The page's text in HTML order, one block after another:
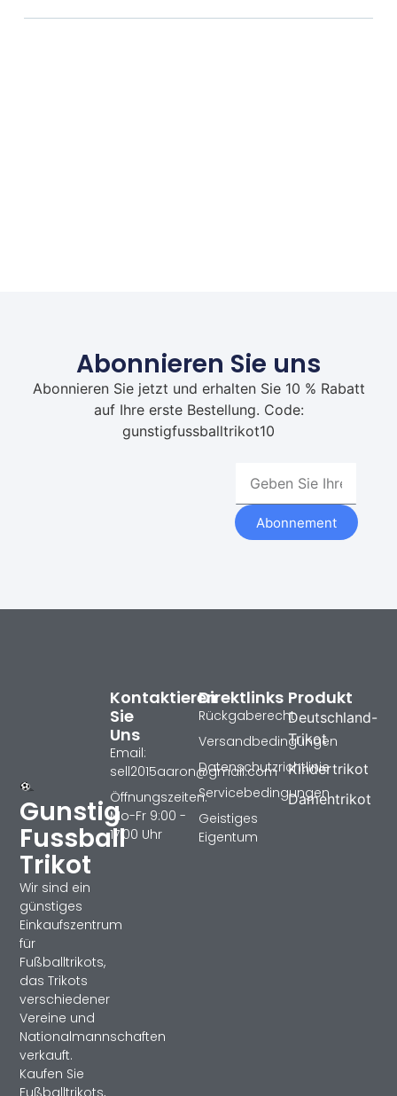
Abonnieren Sie uns
Abonnieren Sie jetzt und erhalten Sie 10 % Rabatt
auf Ihre erste Bestellung. Code:
gunstigfussballtrikot10
Abonnement
Gunstig
Fussball
Trikot
Wir sind ein
günstiges
Einkaufszentrum
für
Fußballtrikots,
das Trikots
verschiedener
Vereine und
Nationalmannschaften
verkauft.
Kaufen Sie
Produkt
Deutschland-
Trikot
Kindertrikot
Damentrikot
Direktlinks
Rückgaberecht
Versandbedingungen
Datenschutzrichtlinie
Servicebedingungen
Geistiges
Eigentum
Kontaktieren
Sie
Uns
Email:
sell2015aaron@gmail.com
Öffnungszeiten:
Mo-Fr 9:00 -
17:00 Uhr